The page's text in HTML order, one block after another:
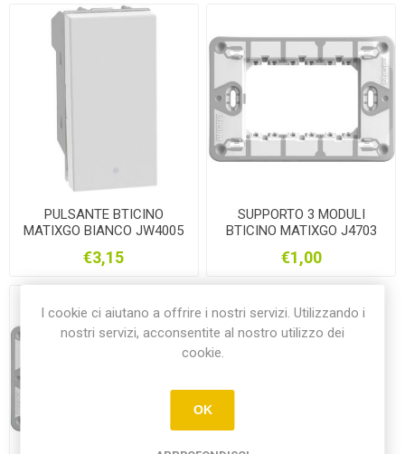
PULSANTE BTICINO
MATIXGO BIANCO JW4005
€3,15
SUPPORTO 3 MODULI
BTICINO MATIXGO J4703
€1,00
I cookie ci aiutano a offrire i nostri servizi. Utilizzando i
nostri servizi, acconsentite al nostro utilizzo dei
cookie.
OK